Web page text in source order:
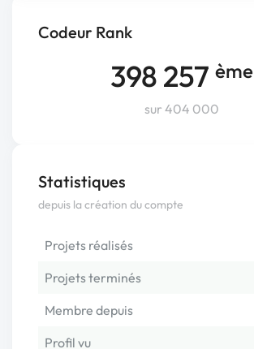
Codeur Rank
398 257 ème
sur 404 000
Statistiques
depuis la création du compte
Projets réalisés
Projets terminés
Membre depuis
Profil vu